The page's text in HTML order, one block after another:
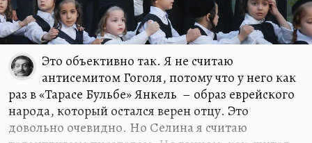
Это объективно так. Я не считаю
антисемитом Гоголя, потому что у него как
раз в «Тарасе Бульбе» Янкель – образ еврейского
народа, который остался верен отцу. Это
довольно очевидно. Но Селина я считаю